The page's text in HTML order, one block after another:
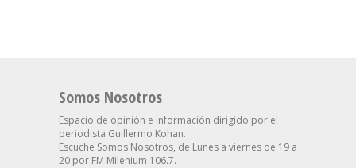
Somos Nosotros
Espacio de opinión e información dirigido por el
periodista Guillermo Kohan.
Escuche Somos Nosotros, de Lunes a viernes de 19 a
20 por FM Milenium 106.7.